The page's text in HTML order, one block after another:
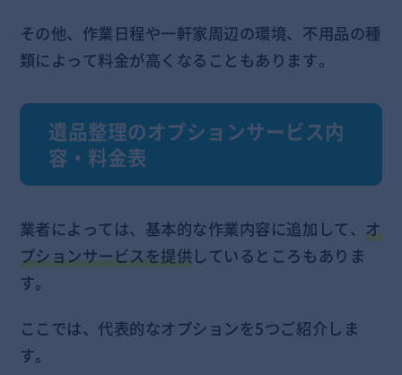
その他、作業日程や一軒家周辺の環境、不用品の種
類によって料金が高くなることもあります。
遺品整理のオプションサービス内
容・料金表
業者によっては、基本的な作業内容に追加して、オ
プションサービスを提供しているところもありま
す。
ここでは、代表的なオプションを5つご紹介しま
す。